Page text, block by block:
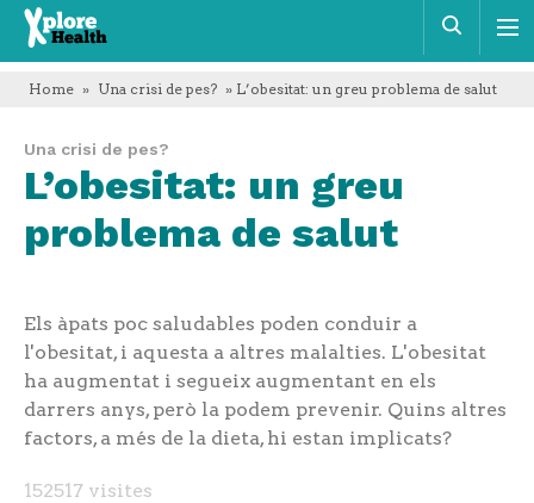
Xplore
Health
Home » Una crisi de pes? » L’obesitat: un greu problema de salut
Una crisi de pes?
L’obesitat: un greu
problema de salut
Els àpats poc saludables poden conduir a
l'obesitat, i aquesta a altres malalties. L'obesitat
ha augmentat i segueix augmentant en els
darrers anys, però la podem prevenir. Quins altres
factors, a més de la dieta, hi estan implicats?
152517 visites